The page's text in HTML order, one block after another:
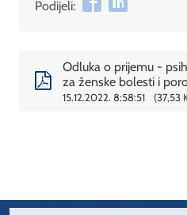
Podijeli:
Odluka o prijemu -
za ženske bolesti i
15.12.2022. 8:58:51 37,53